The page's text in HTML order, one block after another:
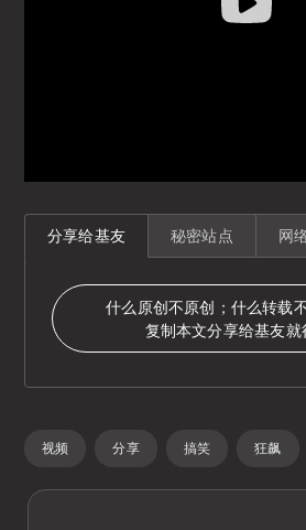
分享给基友 秘密站点 网
什么原创不原创；什么转载
复制本文分享给基友就
视频 分享 搞笑 狂飙